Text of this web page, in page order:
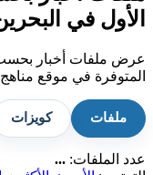
الأول في
عرض ملفات أخبار
المتوفرة في موقع
ملفات كويزات
عدد الملفات: ...